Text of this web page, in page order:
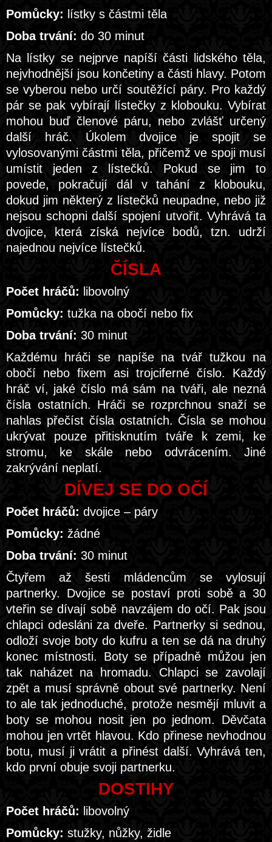
Pomůcky: lístky s částmi těla
Doba trvání: do 30 minut
Na lístky se nejprve napíší části lidského těla,
nejvhodnější jsou končetiny a části hlavy. Potom
se vyberou nebo určí soutěžící páry. Pro každý
pár se pak vybírají lístečky z klobouku. Vybírat
mohou buď členové páru, nebo zvlášť určený
další hráč. Úkolem dvojice je spojit se
vylosovanými částmi těla, přičemž ve spoji musí
umístit jeden z lístečků. Pokud se jim to
povede, pokračují dál v tahání z klobouku,
dokud jim některý z lístečků neupadne, nebo již
nejsou schopni další spojení utvořit. Vyhrává ta
dvojice, která získá nejvíce bodů, tzn. udrží
najednou nejvíce lístečků.
ČÍSLA
Počet hráčů: libovolný
Pomůcky: tužka na obočí nebo fix
Doba trvání: 30 minut
Každému hráči se napíše na tvář tužkou na
obočí nebo fixem asi trojciferné číslo. Každý
hráč ví, jaké číslo má sám na tváři, ale nezná
čísla ostatních. Hráči se rozprchnou snaží se
nahlas přečíst čísla ostatních. Čísla se mohou
ukrývat pouze přitisknutím tváře k zemi, ke
stromu, ke skále nebo odvrácením. Jiné
zakrývání neplatí.
DÍVEJ SE DO OČÍ
Počet hráčů: dvojice – páry
Pomůcky: žádné
Doba trvání: 30 minut
Čtyřem až šesti mládencům se vylosují
partnerky. Dvojice se postaví proti sobě a 30
vteřin se dívají sobě navzájem do očí. Pak jsou
chlapci odesláni za dveře. Partnerky si sednou,
odloží svoje boty do kufru a ten se dá na druhý
konec místnosti. Boty se případně můžou jen
tak naházet na hromadu. Chlapci se zavolají
zpět a musí správně obout své partnerky. Není
to ale tak jednoduché, protože nesmějí mluvit a
boty se mohou nosit jen po jednom. Děvčata
mohou jen vrtět hlavou. Kdo přinese nevhodnou
botu, musí ji vrátit a přinést další. Vyhrává ten,
kdo první obuje svoji partnerku.
DOSTIHY
Počet hráčů: libovolný
Pomůcky: stužky, nůžky, židle